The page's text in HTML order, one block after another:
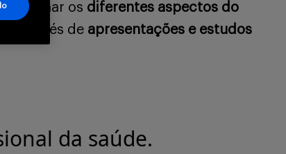
os diferentes aspectos do
através de apresentações e estudos
da saúde.